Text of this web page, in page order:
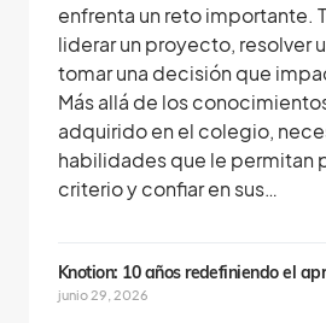
enfrenta un reto importante.
liderar un proyecto, resolver
tomar una decisión que
Más allá de los
adquirido en el colegio,
habilidades que le permitan
criterio y confiar en sus…
Knotion: 10 años redefiniendo el
junio 29, 2026